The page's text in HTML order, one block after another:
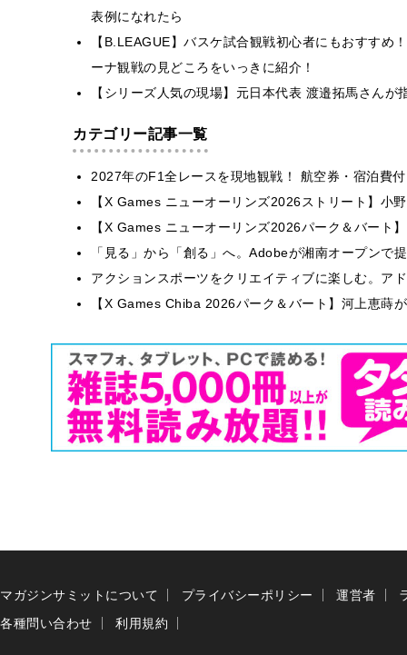
表例になれたら
【B.LEAGUE】バスケ試合観戦初心者にもおすすめ
ーナ観戦の見どころをいっきに紹介！
【シリーズ人気の現場】元日本代表 渡邉拓馬さん
カテゴリー記事一覧
2027年のF1全レースを現地観戦！ 航空券・宿泊費
【X Games ニューオーリンズ2026ストリート】小
【X Games ニューオーリンズ2026パーク＆バート
「見る」から「創る」へ。Adobeが湘南オープンで
アクションスポーツをクリエイティブに楽しむ。ア
【X Games Chiba 2026パーク＆バート】河上恵蒔
マガジンサミットについて プライバシーポリシー 運営者
各種問い合わせ
利用規約